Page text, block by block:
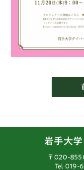
岩手大
〒020-
Tel 019-